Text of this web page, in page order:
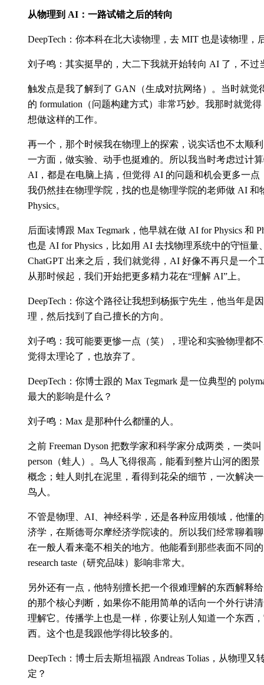
从物理到 AI：一路试错之后的转向
DeepTech：你本科在北大读物理，去 MIT 也是读物理
刘子鸣：其实挺早的，大二下我就开始转向 AI 了，不
触发点是我了解到了 GAN（生成对抗网络）。当时就觉
的 formulation（问题构建方式）非常巧妙。我那时就觉
想做这样的工作。
再一个，那个时候我在物理上的探索，说实话也不太顺
一方面，做实验、动手也挺难的。所以我当时考虑过计
AI，都是在电脑上搞，但觉得 AI 的问题和机会更多一
我仍然挂在物理学院，找的也是物理学院的老师做 AI 和
Physics。
后面读博跟 Max Tegmark，他早就在做 AI for Physics 和
也是 AI for Physics，比如用 AI 去找物理系统中的守恒量
ChatGPT 出来之后，我们就觉得，AI 好像不再只是一个
从那时候起，我们开始把更多精力花在“理解 AI”上。
DeepTech：你这个路径让我想到杨振宁先生，他当年是
理，然后找到了自己擅长的方向。
刘子鸣：我可能要更惨一点（笑），理论和实验物理都
觉得太理论了，也放弃了。
DeepTech：你博士跟的 Max Tegmark 是一位典型的
最大的影响是什么？
刘子鸣：Max 是那种什么都懂的人。
之前 Freeman Dyson 把数学家和科学家分成两类，一类
person（蛙人）。鸟人飞得很高，能看到整片山河的图
概念；蛙人则扎在泥里，看得到花朵的细节，一次解决
鸟人。
不管是物理、AI、神经科学，还是各种应用领域，他懂
济学，在斯德哥尔摩经济学院读的。所以我们经常聊着
在一般人看来毫不相关的地方。他能看到那些表面不同
research taste（研究品味）影响非常大。
另外还有一点，他特别擅长把一个很难理解的东西解释
的那个核心判断，如果你不能用简单的话向一个外行讲
理解它。传播学上也是一样，你要让别人知道一个东西
西。这个也是我跟他学得比较多的。
DeepTech：博士后去斯坦福跟 Andreas Tolias，从物理
定？